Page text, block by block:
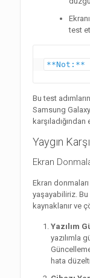
test
**Not:**
Bu test
Samsung
Yaygın
Ekran
Ekran
yaşayabiliriz. Bu
kaynaklanır ve
Yazılım
yazılımla
hata